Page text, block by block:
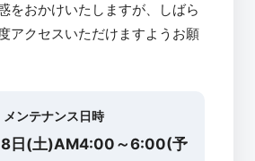
をおかけいたしますが、しばら
アクセスいただけますようお願
メンテナンス日時
日(土)AM4:00～6:00(予